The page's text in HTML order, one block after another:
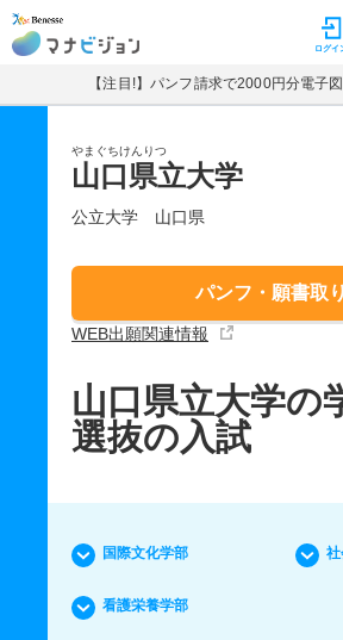
マナビジョン ログイ
【注目!】パンフ請求で2000円分電子
やまぐちけんりつ
山口県立大学
公立大学 山口県
パンフ・願書取
WEB出願関連情報
山口県立大学の
選抜の入試
国際文化学部
看護栄養学部